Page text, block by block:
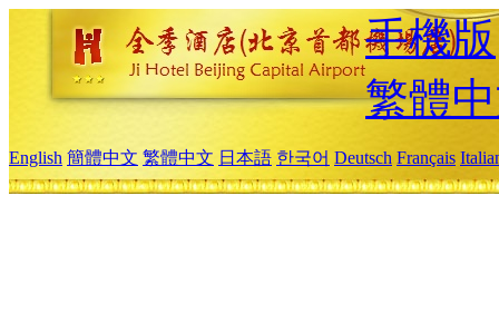
手機版
繁體
English 簡體中文 繁體中文 日本語 한국어 Deutsch Français